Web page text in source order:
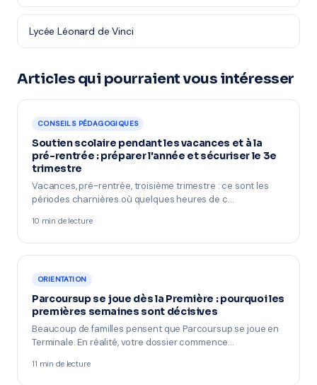
Lycée Léonard de Vinci
Articles qui pourraient vous intéresser
CONSEILS PÉDAGOGIQUES
Soutien scolaire pendant les vacances et à la
pré-rentrée : préparer l'année et sécuriser le 3e
trimestre
Vacances, pré-rentrée, troisième trimestre : ce sont les
périodes charnières où quelques heures de c…
10 min de lecture
ORIENTATION
Parcoursup se joue dès la Première : pourquoi les
premières semaines sont décisives
Beaucoup de familles pensent que Parcoursup se joue en
Terminale. En réalité, votre dossier commence…
11 min de lecture